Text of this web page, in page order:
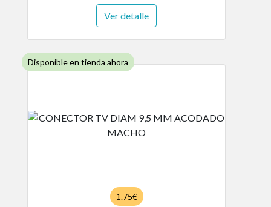
Ver detalle
Disponible en tienda ahora
1.75€